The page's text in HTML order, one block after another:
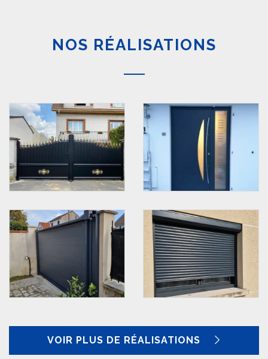
NOS RÉALISATIONS
VOIR PLUS DE RÉALISATIONS